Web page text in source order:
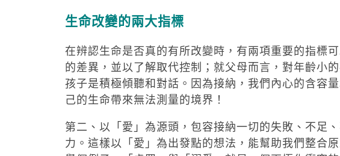
生命改變的兩大指標
在辨認生命是否真的有所改變時，有兩項重要的指標
的差異，並以了解取代控制；就父母而言，對年齡小
孩子是積極傾聽和對話。因為接納，我們內心的含容
己的生命帶來無法測量的境界！
第二、以「愛」為源頭，包容接納一切的失敗、不足
力。這樣以「愛」為出發點的想法，能幫助我們整合